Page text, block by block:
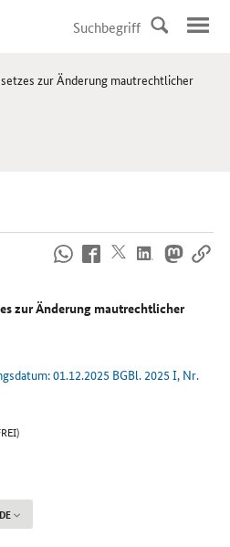
zur Änderung mautrechtlicher
zur Änderung mautrechtlicher
01.12.2025 BGBl. 2025 I, Nr.